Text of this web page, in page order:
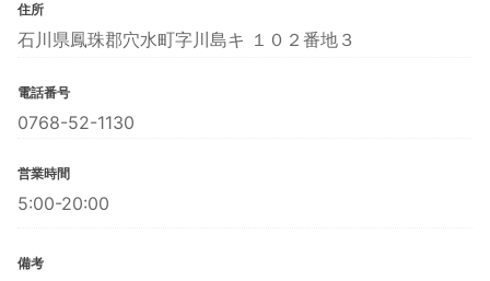
住所
石川県鳳珠郡穴水町字川島キ １０２番地３
電話番号
0768-52-1130
営業時間
5:00-20:00
備考